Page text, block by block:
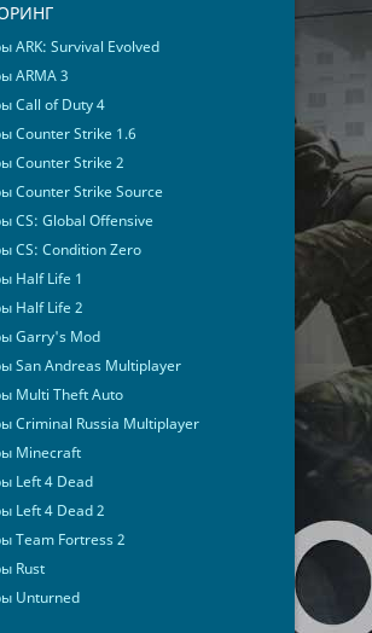
ARK: Survival Evolved
ARMA 3
Call of Duty 4
Counter Strike 1.6
Counter Strike 2
Counter Strike Source
CS: Global Offensive
CS: Condition Zero
Half Life 1
Half Life 2
Garry's Mod
San Andreas Multiplayer
Multi Theft Auto
Criminal Russia Multiplayer
Minecraft
Left 4 Dead
Left 4 Dead 2
Team Fortress 2
Rust
Unturned